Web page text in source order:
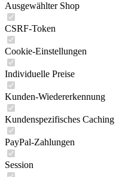
Ausgewählter Shop
CSRF-Token
Cookie-Einstellungen
Individuelle Preise
Kunden-Wiedererkennung
Kundenspezifisches Caching
PayPal-Zahlungen
Session